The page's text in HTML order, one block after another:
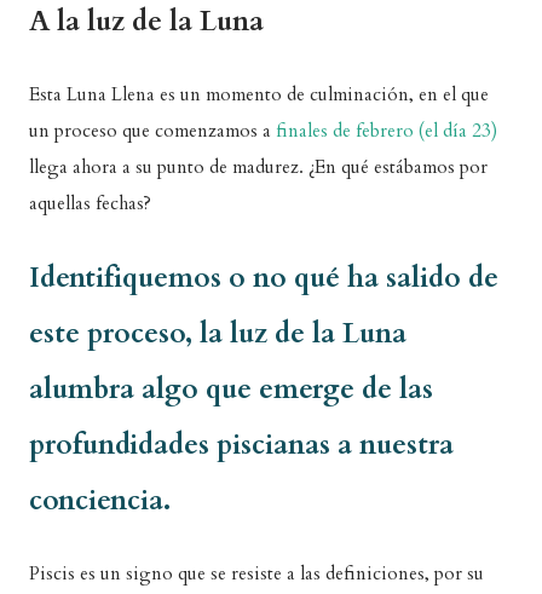
A la luz de la Luna
Esta Luna Llena es un momento de culminación, en el que
un proceso que comenzamos a finales de febrero (el día 23)
llega ahora a su punto de madurez. ¿En qué estábamos por
aquellas fechas?
Identifiquemos o no qué ha salido de
este proceso, la luz de la Luna
alumbra algo que emerge de las
profundidades piscianas a nuestra
conciencia.
Piscis es un signo que se resiste a las definiciones, por su